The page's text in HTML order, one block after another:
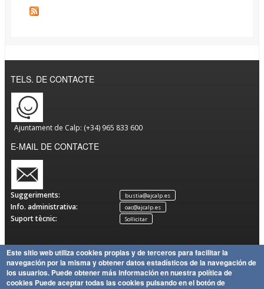
TELS. DE CONTACTE
Ajuntament de Calp: (+34) 965 833 600
E-MAIL DE CONTACTE
Suggeriments: bustia@ajcalp.es
Info. administrativa: oac@ajcalp.es
Suport tècnic: Sol·licitar
Avís
Legal
Política
de
Política
Mapa
del Lloc
Copyright
Ajuntament de Calp
Este sitio web utiliza cookies propias y de terceros para facilitar la
navegación por la misma y obtener datos estadísticos de la navegación de
los usuarios. Puede obtener más información en nuestra política de
cookies Puede aceptar todas las cookies pulsando en el botón de